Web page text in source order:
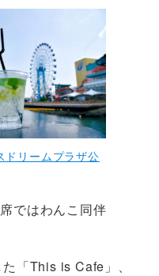
ドリームプラザ公
ではわんこ同伴
「This is Cafe」、